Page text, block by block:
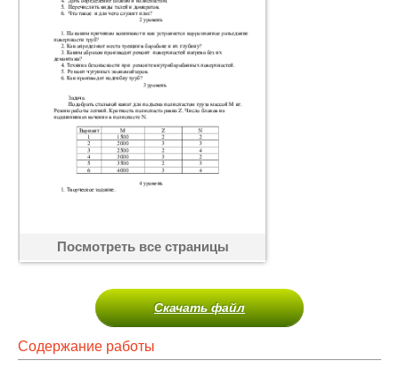
Посмотреть все страницы
Скачать файл
Содержание работы